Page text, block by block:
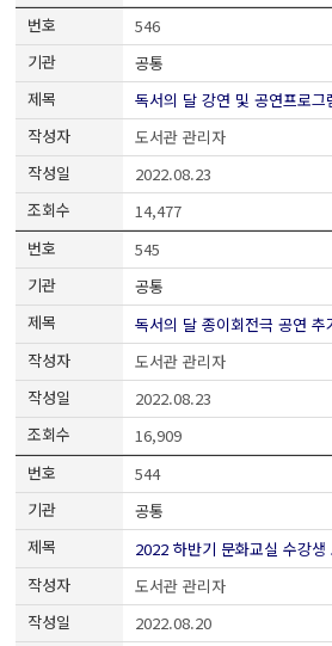
546
공통
독서의 달 강연 및 공연프로그
도서관 관리자
2022.08.23
14,477
545
공통
독서의 달 종이회전극 공연 추
도서관 관리자
2022.08.23
16,909
544
공통
2022 하반기 문화교실 수강생
도서관 관리자
2022.08.20